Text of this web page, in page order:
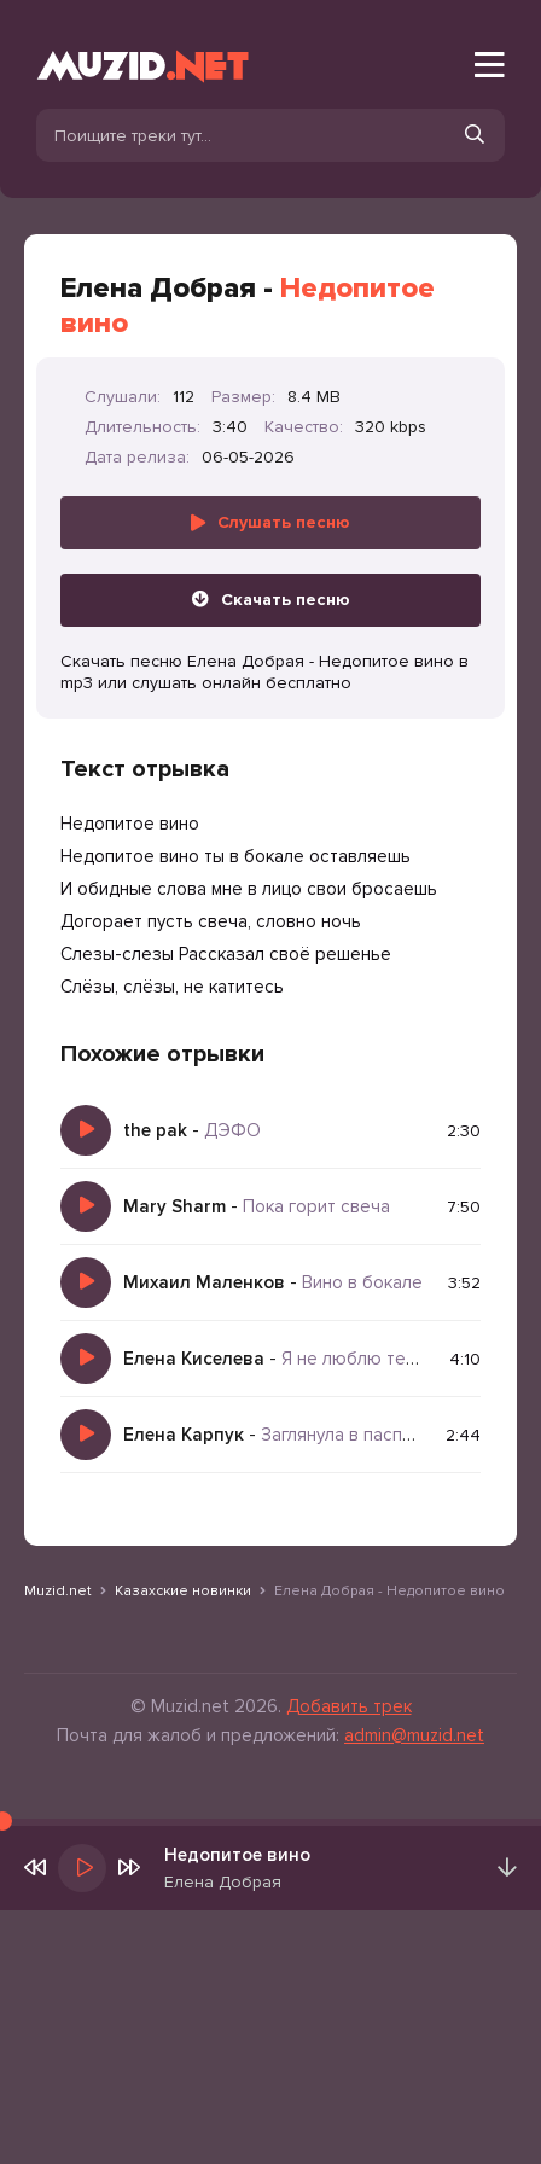
Елена Добрая - Недопитое
вино
Слушали: 112 Размер:
8.4 MB
Длительность:
3:40 Качество:
320 kbps
Дата релиза:
06-05-2026
Слушать песню
Скачать песню
Скачать песню Елена Добрая - Недопитое вино в
mp3 или слушать онлайн бесплатно
Текст отрывка
Недопитое вино
Недопитое вино ты в бокале оставляешь
И обидные слова мне в лицо свои бросаешь
Догорает пусть свеча, словно ночь
Слезы-слезы Рассказал своё решенье
Слёзы, слёзы, не катитесь
Похожие отрывки
the pak - ДЭФО 2:30
Mary Sharm - Пока горит свеча 7:50
Михаил Маленков - Вино в бокале 3:52
Елена Киселева - Я не люблю тебя ты мне не нужен (Кавер) 4:10
Елена Карпук - Заглянула в паспорт охватила дрожь 2:44
Muzid.net Казахские новинки Елена Добрая - Недопитое вино
© Muzid.net 2026. Добавить трек
Почта для жалоб и предложений: admin@muzid.net
Недопитое вино
Елена Добрая